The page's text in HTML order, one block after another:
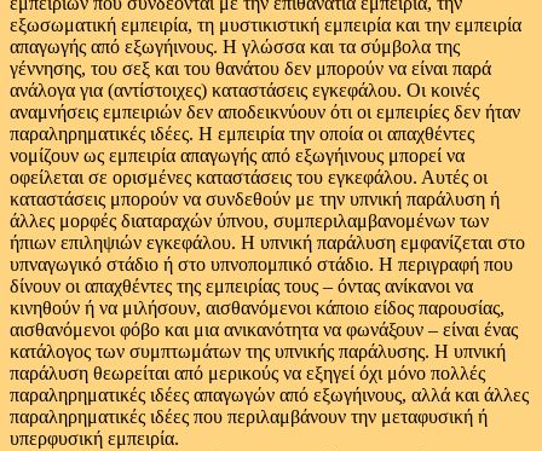
εξωσωματική εμπειρία, τη μυστικιστική εμπειρία και την εμπειρία
απαγωγής από εξωγήινους. Η γλώσσα και τα σύμβολα της
γέννησης, του σεξ και του θανάτου δεν μπορούν να είναι παρά
ανάλογα για (αντίστοιχες) καταστάσεις εγκεφάλου. Οι κοινές
αναμνήσεις εμπειριών δεν αποδεικνύουν ότι οι εμπειρίες δεν ήταν
παραληρηματικές ιδέες. Η εμπειρία την οποία οι απαχθέντες
νομίζουν ως εμπειρία απαγωγής από εξωγήινους μπορεί να
οφείλεται σε ορισμένες καταστάσεις του εγκεφάλου. Αυτές οι
καταστάσεις μπορούν να συνδεθούν με την υπνική παράλυση ή
άλλες μορφές διαταραχών ύπνου, συμπεριλαμβανομένων των
ήπιων επιληψιών εγκεφάλου. Η υπνική παράλυση εμφανίζεται στο
υπναγωγικό στάδιο ή στο υπνοπομπικό στάδιο. Η περιγραφή που
δίνουν οι απαχθέντες της εμπειρίας τους – όντας ανίκανοι να
κινηθούν ή να μιλήσουν, αισθανόμενοι κάποιο είδος παρουσίας,
αισθανόμενοι φόβο και μια ανικανότητα να φωνάξουν – είναι ένας
κατάλογος των συμπτωμάτων της υπνικής παράλυσης. Η υπνική
παράλυση θεωρείται από μερικούς να εξηγεί όχι μόνο πολλές
παραληρηματικές ιδέες απαγωγών από εξωγήινους, αλλά και άλλες
παραληρηματικές ιδέες που περιλαμβάνουν την μεταφυσική ή
υπερφυσική εμπειρία.